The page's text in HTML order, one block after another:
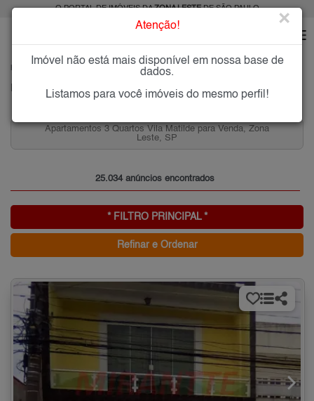
O PORTAL DE IMÓVEIS DAZONA LESTEDE SÃO PAULO
PESQUISA: Imóveis na Zona Leste de SP
Aluguel de Condomínios Fechados 3 quartos, Vila Ré,
Zona Leste, SP
25.034 anúncios encontrados
* FILTRO PRINCIPAL *
Refinar e Ordenar
Atenção! ×
Imóvel não está mais disponível em nossa base de
dados.
Listamos para você imóveis do mesmo perfil!